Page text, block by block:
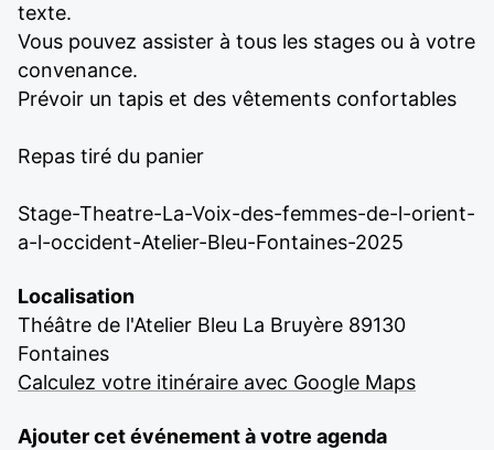
texte.
Vous pouvez assister à tous les stages ou à votre
convenance.
Prévoir un tapis et des vêtements confortables
Repas tiré du panier
Stage-Theatre-La-Voix-des-femmes-de-l-orient-
a-l-occident-Atelier-Bleu-Fontaines-2025
Localisation
Théâtre de l'Atelier Bleu La Bruyère 89130
Fontaines
Calculez votre itinéraire avec Google Maps
Ajouter cet événement à votre agenda